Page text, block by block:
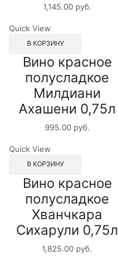
1,145.00 руб.
Quick View
В КОРЗИНУ
Вино красное
полусладкое
Милдиани
Ахашени 0,75л
995.00 руб.
Quick View
В КОРЗИНУ
Вино красное
полусладкое
Хванчкара
Сихарули 0,75л
1,825.00 руб.